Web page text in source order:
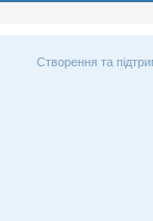
Створення та